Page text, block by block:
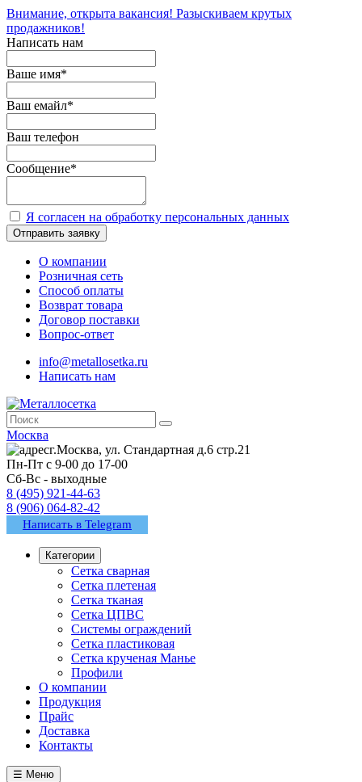
Внимание, открыта вакансия! Разыскиваем крутых
продажников!
Написать нам
Ваше имя*
Ваш емайл*
Ваш телефон
Сообщение*
Я согласен на обработку персональных данных
Отправить заявку
О компании
Розничная сеть
Способ оплаты
Возврат товара
Договор поставки
Вопрос-ответ
info@metallosetka.ru
Написать нам
Москва
г.Москва, ул. Стандартная д.6 стр.21
Пн-Пт с 9-00 до 17-00
Сб-Вс - выходные
8 (495) 921-44-63
8 (906) 064-82-42
Написать в Telegram
Категории
Сетка сварная
Сетка плетеная
Сетка тканая
Сетка ЦПВС
Системы ограждений
Сетка пластиковая
Сетка крученая Манье
Профили
О компании
Продукция
Прайс
Доставка
Контакты
☰ Меню